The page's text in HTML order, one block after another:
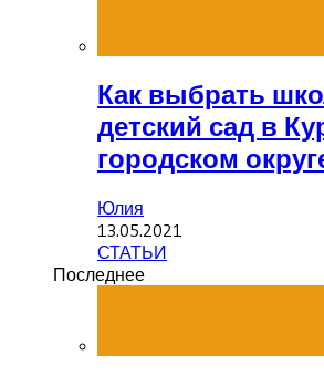
Как выбрать
детский сад в
городском
Юлия
13.05.2021
СТАТЬИ
Последнее